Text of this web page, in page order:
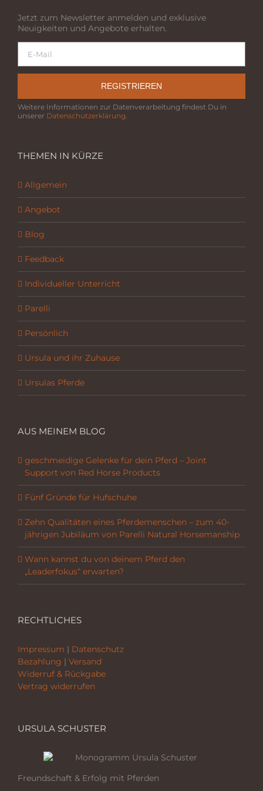
Jetzt zum Newsletter anmelden und exklusive
Neuigkeiten und Angebote erhalten.
REGISTRIEREN
Weitere Informationen zur Datenverarbeitung findest Du in
unserer Datenschutzerklärung
THEMEN IN KÜRZE
Allgemein
Angebot
Blog
Feedback
Individueller Unterricht
Parelli
Persönlich
Ursula und ihr Zuhause
Ursulas Pferde
AUS MEINEM BLOG
geschmeidige Gelenke für dein Pferd – Joint
Support von Red Horse Products
Fünf Gründe für Hufschuhe
Zehn Qualitäten eines Pferdemenschen – zum 40-
jährigen Jubiläum von Parelli Natural Horsemanship
Wann kannst du von deinem Pferd den
„Leaderfokus“ erwarten?
RECHTLICHES
Impressum | Datenschutz
Bezahlung | Versand
Widerruf & Rückgabe
Vertrag widerrufen
URSULA SCHUSTER
Freundschaft & Erfolg mit Pferden